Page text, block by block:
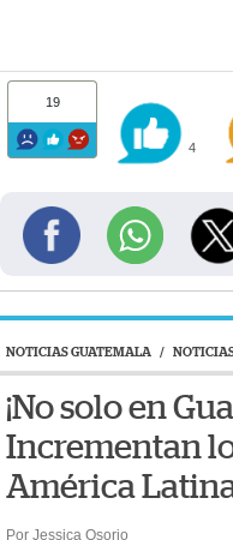
19
4
NOTICIAS GUATEMALA /
¡No solo en
Incrementan
América
Por Jessica Osorio